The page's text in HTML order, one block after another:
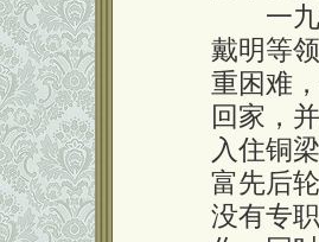
一九
戴明等
重困难
回家，
入住铜
富先后
没有专